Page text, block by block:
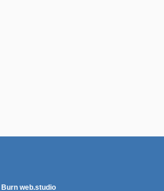
Burn web.studio